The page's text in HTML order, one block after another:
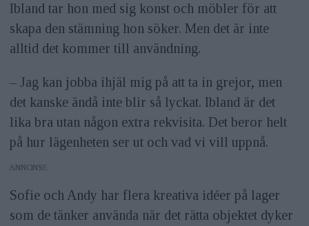
Ibland tar hon med sig konst och möbler för att
skapa den stämning hon söker. Men det är inte
alltid det kommer till användning.
– Jag kan jobba ihjäl mig på att ta in grejor, men
det kanske ändå inte blir så lyckat. Ibland är det
lika bra utan någon extra rekvisita. Det beror helt
på hur lägenheten ser ut och vad vi vill uppnå.
ANNONS
Sofie och Andy har flera kreativa idéer på lager
som de tänker använda när det rätta objektet dyker